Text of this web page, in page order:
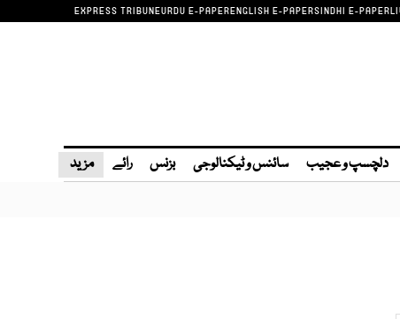
EXPRESS TRIBUNEURDU E-PAPERENGLISH E-PAPERSINDHI E-PAPER
دلچسپ و عجیب سائنس و ٹیکنالوجی بزنس رائے مزید